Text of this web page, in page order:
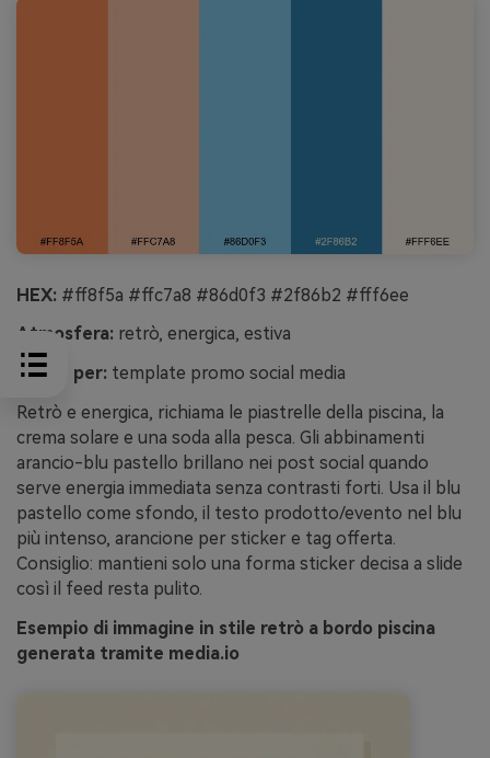
HEX: #ff8f5a #ffc7a8 #86d0f3 #2f86b2 #fff6ee
Atmosfera: retrò, energica, estiva
Ideale per: template promo social media
Retrò e energica, richiama le piastrelle della piscina, la
crema solare e una soda alla pesca. Gli abbinamenti
arancio-blu pastello brillano nei post social quando
serve energia immediata senza contrasti forti. Usa il blu
pastello come sfondo, il testo prodotto/evento nel blu
più intenso, arancione per sticker e tag offerta.
Consiglio: mantieni solo una forma sticker decisa a slide
così il feed resta pulito.
Esempio di immagine in stile retrò a bordo piscina
generata tramite media.io